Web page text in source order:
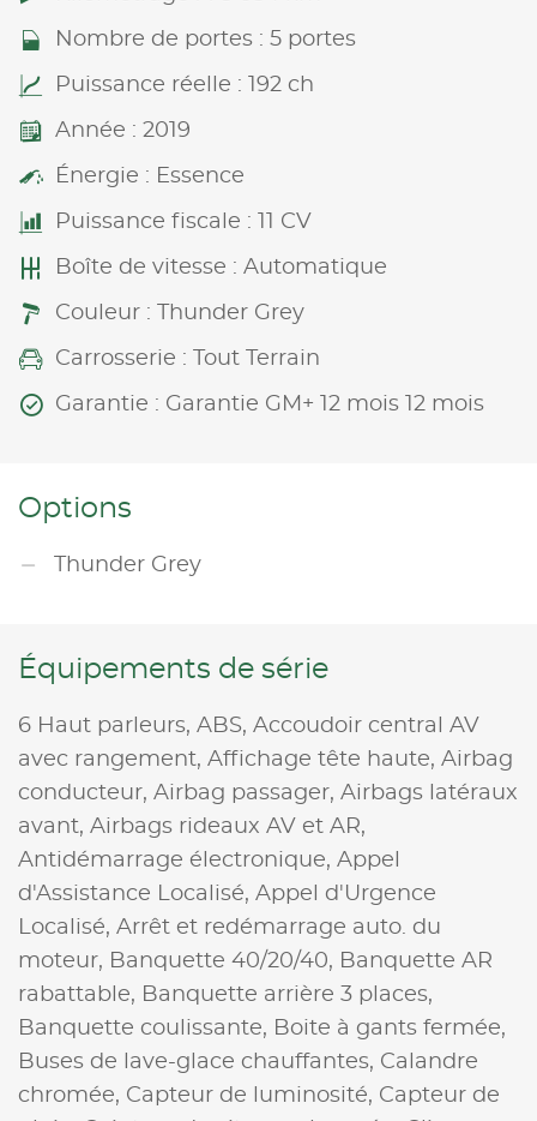
Nombre de portes : 5 portes
Puissance réelle : 192 ch
Année : 2019
Énergie : Essence
Puissance fiscale : 11 CV
Boîte de vitesse : Automatique
Couleur : Thunder Grey
Carrosserie : Tout Terrain
Garantie : Garantie GM+ 12 mois 12 mois
Options
Thunder Grey
Équipements de série
6 Haut parleurs, ABS, Accoudoir central AV
avec rangement, Affichage tête haute, Airbag
conducteur, Airbag passager, Airbags latéraux
avant, Airbags rideaux AV et AR,
Antidémarrage électronique, Appel
d'Assistance Localisé, Appel d'Urgence
Localisé, Arrêt et redémarrage auto. du
moteur, Banquette 40/20/40, Banquette AR
rabattable, Banquette arrière 3 places,
Banquette coulissante, Boite à gants fermée,
Buses de lave-glace chauffantes, Calandre
chromée, Capteur de luminosité, Capteur de